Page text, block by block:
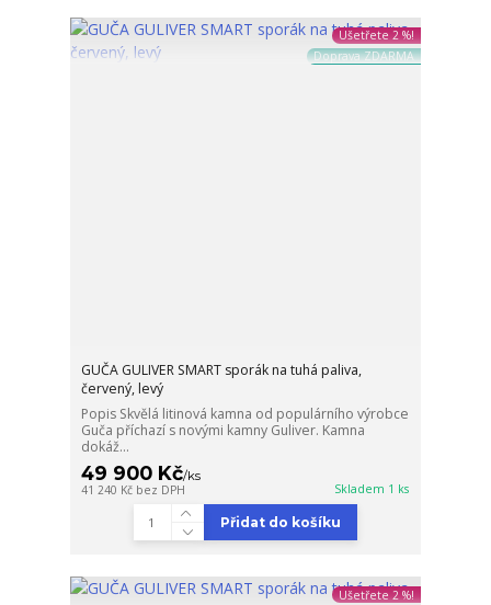
Ušetřete 2 %!
Doprava ZDARMA
GUČA GULIVER SMART sporák na tuhá paliva,
červený, levý
Popis Skvělá litinová kamna od populárního výrobce
Guča příchazí s novými kamny Guliver. Kamna
dokáž...
49 900 Kč/ks
41 240 Kč bez DPH Skladem 1 ks
Přidat do košíku
Ušetřete 2 %!